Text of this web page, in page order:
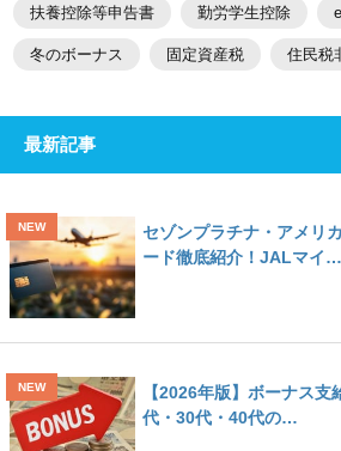
扶養控除等申告書 勤労学生控除
冬のボーナス 固定資産税 住民税
最新記事
セゾンプラチナ・アメリ
ード徹底紹介！JALマイ…
【2026年版】ボーナス
代・30代・40代の…